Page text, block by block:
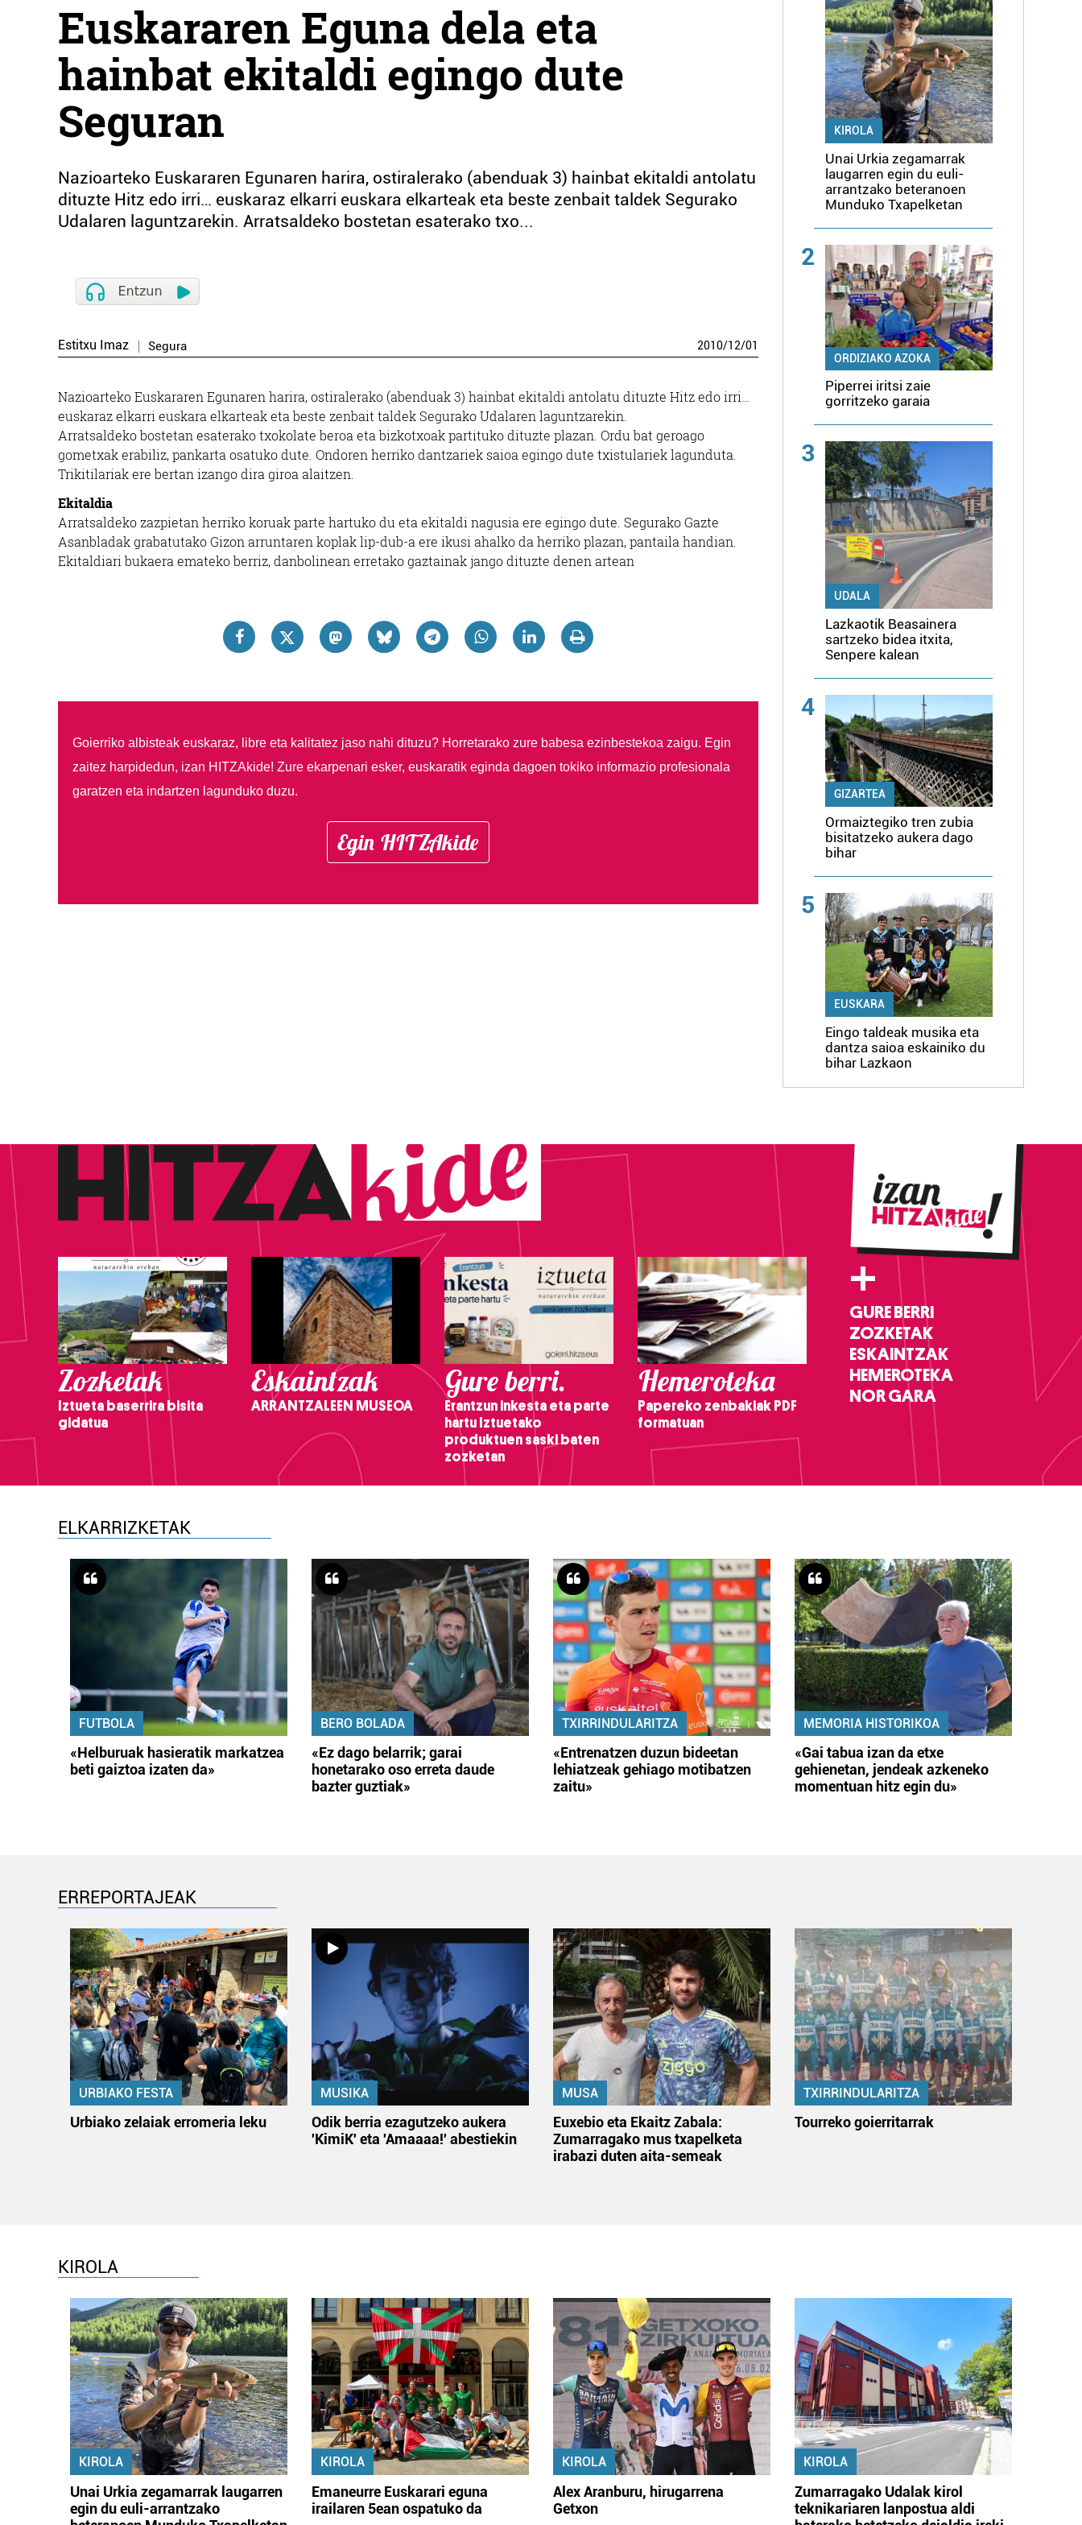
Euskararen Eguna dela eta
hainbat ekitaldi egingo dute
Seguran
Nazioarteko Euskararen Egunaren harira, ostiralerako (abenduak 3) hainbat ekitaldi antolatu
dituzte Hitz edo irri… euskaraz elkarri euskara elkarteak eta beste zenbait taldek Segurako
Udalaren laguntzarekin. Arratsaldeko bostetan esaterako txo...
Estitxu Imaz Segura 2010/12/01
Nazioarteko Euskararen Egunaren harira, ostiralerako (abenduak 3) hainbat ekitaldi antolatu dituzte Hitz edo irri…
euskaraz elkarri euskara elkarteak eta beste zenbait taldek Segurako Udalaren laguntzarekin.
Arratsaldeko bostetan esaterako txokolate beroa eta bizkotxoak partituko dituzte plazan. Ordu bat geroago
gometxak erabiliz, pankarta osatuko dute. Ondoren herriko dantzariek saioa egingo dute txistulariek lagunduta.
Trikitilariak ere bertan izango dira giroa alaitzen.
Ekitaldia
Arratsaldeko zazpietan herriko koruak parte hartuko du eta ekitaldi nagusia ere egingo dute. Segurako Gazte
Asanbladak grabatutako Gizon arruntaren koplak lip-dub-a ere ikusi ahalko da herriko plazan, pantaila handian.
Ekitaldiari bukaera emateko berriz, danbolinean erretako gaztainak jango dituzte denen artean
Goierriko albisteak euskaraz, libre eta kalitatez jaso nahi dituzu? Horretarako zure babesa ezinbestekoa zaigu. Egin
zaitez harpidedun, izan HITZAkide! Zure ekarpenari esker, euskaratik eginda dagoen tokiko informazio profesionala
garatzen eta indartzen lagunduko duzu.
Egin HITZAkide
KIROLA
Unai Urkia zegamarrak
laugarren egin du euli-
arrantzako beteranoen
Munduko Txapelketan
2
ORDIZIAKO AZOKA
Piperrei iritsi zaie
gorritzeko garaia
3
UDALA
Lazkaotik Beasainera
sartzeko bidea itxita,
Senpere kalean
4
GIZARTEA
Ormaiztegiko tren zubia
bisitatzeko aukera dago
bihar
5
EUSKARA
Eingo taldeak musika eta
dantza saioa eskainiko du
bihar Lazkaon
Zozketak
Iztueta baserrira bisita
gidatua
Eskaintzak
ARRANTZALEEN MUSEOA
Gure berri.
Erantzun inkesta eta parte
hartu Iztuetako
produktuen saski baten
zozketan
Hemeroteka
Papereko zenbakiak PDF
formatuan
+
GURE BERRI
ZOZKETAK
ESKAINTZAK
HEMEROTEKA
NOR GARA
ELKARRIZKETAK
FUTBOLA
«Helburuak hasieratik markatzea
beti gaiztoa izaten da»
BERO BOLADA
«Ez dago belarrik; garai
honetarako oso erreta daude
bazter guztiak»
TXIRRINDULARITZA
«Entrenatzen duzun bideetan
lehiatzeak gehiago motibatzen
zaitu»
MEMORIA HISTORIKOA
«Gai tabua izan da etxe
gehienetan, jendeak azkeneko
momentuan hitz egin du»
ERREPORTAJEAK
URBIAKO FESTA
Urbiako zelaiak erromeria leku
MUSIKA
Odik berria ezagutzeko aukera
'KimiK' eta 'Amaaaa!' abestiekin
MUSA
Euxebio eta Ekaitz Zabala:
Zumarragako mus txapelketa
irabazi duten aita-semeak
TXIRRINDULARITZA
Tourreko goierritarrak
KIROLA
KIROLA
Unai Urkia zegamarrak laugarren
egin du euli-arrantzako
KIROLA
Emaneurre Euskarari eguna
irailaren 5ean ospatuko da
KIROLA
Alex Aranburu, hirugarrena
Getxon
KIROLA
Zumarragako Udalak kirol
teknikariaren lanpostua aldi